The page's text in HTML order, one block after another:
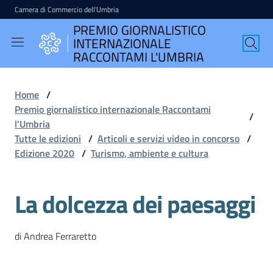
Vai al contenuto
Vai alla navigazione
Vai al footer
Camera di Commercio dell'Umbria
PREMIO GIORNALISTICO
INTERNAZIONALE
RACCONTAMI L'UMBRIA
PREMIO
GIORNALISTICO
INTERNAZIONALE
L'UMBRIA
Seguici
Home /
Premio giornalistico internazionale Raccontami
l'Umbria
/
Tutte le edizioni / Articoli e servizi video in concorso /
Edizione 2020 / Turismo, ambiente e cultura
La dolcezza dei paesaggi
di Andrea Ferraretto